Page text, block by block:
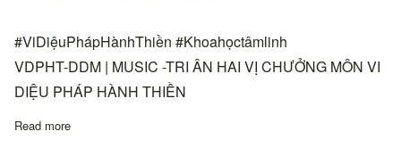
#ViDiệuPhápHànhThiền #Khoahọctâmlinh
VDPHT-DDM | MUSIC -TRI ÂN HAI VỊ CHƯỞNG MÔN VI
DIỆU PHÁP HÀNH THIỀN
Read more